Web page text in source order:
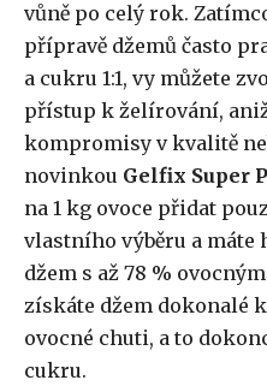
vůně po celý rok.
přípravě džemů často
a cukru 1:1, vy můžete
přístup k želírování,
kompromisy v kvalitě
novinkou Gelfix Super
na 1 kg ovoce přidat
vlastního výběru a
džem s až 78 %
získáte džem dokonalé
ovocné chuti, a to
cukru.